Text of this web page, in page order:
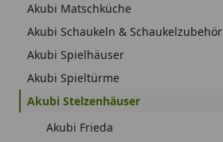
Akubi Matschküche
Akubi Schaukeln & Schaukelzubehör
Akubi Spielhäuser
Akubi Spieltürme
Akubi Stelzenhäuser
Akubi Frieda